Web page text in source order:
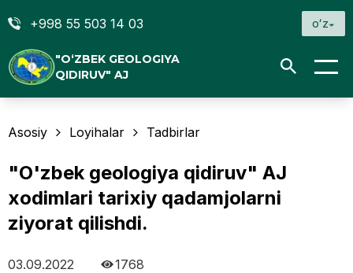
+998 55 503 14 03 oʻz
"O‘ZBEK GEOLOGIYA
QIDIRUV" AJ
Asosiy Loyihalar Tadbirlar
"O'zbek geologiya qidiruv" AJ
xodimlari tarixiy qadamjolarni
ziyorat qilishdi.
03.09.2022 1768